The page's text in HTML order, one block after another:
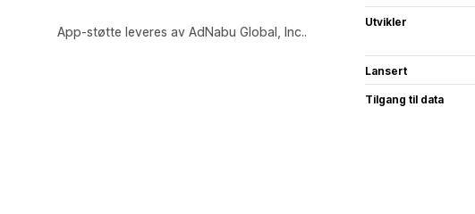
App-støtte leveres av AdNabu Global, Inc..
Utvikler
Lansert
Tilgang til data